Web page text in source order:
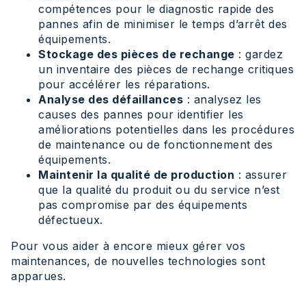
compétences pour le diagnostic rapide des
pannes afin de minimiser le temps d’arrêt des
équipements.
Stockage des pièces de rechange : gardez
un inventaire des pièces de rechange critiques
pour accélérer les réparations.
Analyse des défaillances : analysez les
causes des pannes pour identifier les
améliorations potentielles dans les procédures
de maintenance ou de fonctionnement des
équipements.
Maintenir la qualité de production : assurer
que la qualité du produit ou du service n’est
pas compromise par des équipements
défectueux.
Pour vous aider à encore mieux gérer vos
maintenances, de nouvelles technologies sont
apparues.